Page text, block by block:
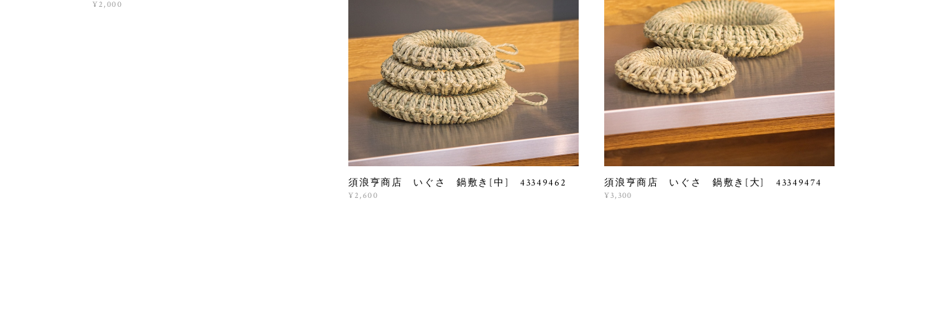
¥2,000
須浪亨商店 いぐさ 鍋敷き[中] 43349462
¥2,600
須浪亨商店 いぐさ 鍋敷き[大] 43349474
¥3,300